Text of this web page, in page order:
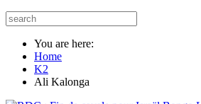
You are here:
Home
K2
Ali Kalonga